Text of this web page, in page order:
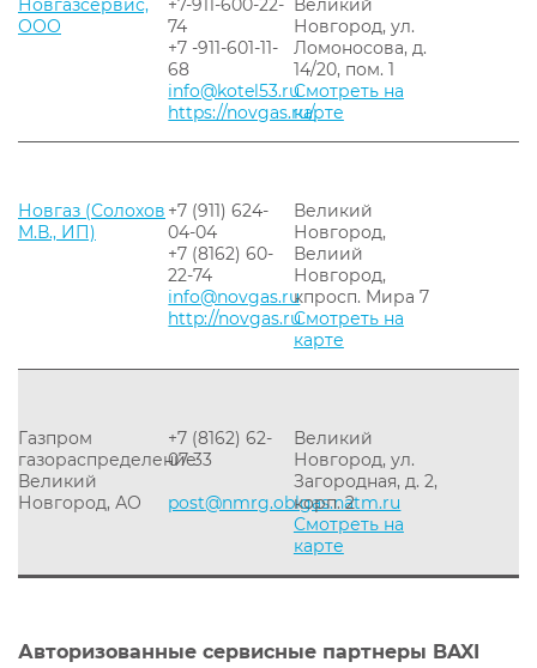
Новгазсервис,
ООО
+7-911-600-22-
74
+7 -911-601-11-
68
info@kotel53.ru
https://novgas.ru/
Великий
Новгород, ул.
Ломоносова, д.
14/20, пом. 1
Смотреть на
карте
Новгаз (Солохов
М.В., ИП)
+7 (911) 624-
04-04
+7 (8162) 60-
22-74
info@novgas.ru
http://novgas.ru
Великий
Новгород,
Велиий
Новгород,
кпросп. Мира 7
Смотреть на
карте
Газпром
газораспределение
Великий
Новгород, АО
+7 (8162) 62-
07-33
post@nmrg.oblgas.natm.ru
Великий
Новгород, ул.
Загородная, д. 2,
корп. 2
Смотреть на
карте
Авторизованные сервисные партнеры BAXI